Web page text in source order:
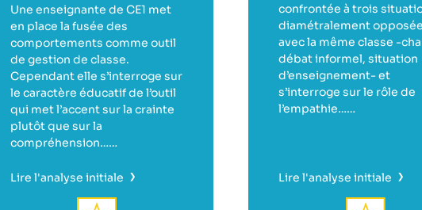
Une enseignante de CE1 met
en place la fusée des
comportements comme outil
de gestion de classe.
Cependant elle s’interroge sur
le caractère éducatif de l’outil
qui met l’accent sur la crainte
plutôt que sur la
compréhension……
Lire l'analyse initiale ›
confrontée à trois
diamétralement
avec la même classe -
débat informel, situation
d’enseignement- et
s’interroge sur le rôle de
l’empathie……
Lire l'analyse initiale ›